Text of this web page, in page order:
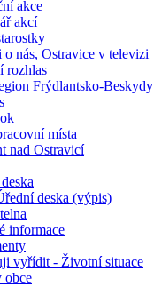
akce
akcí
o nás, Ostravice v televizi
rozhlas
Frýdlantsko-Beskydy
místa
nad Ostravicí
deska (výpis)
informace
vyřídit - Životní situace
obce